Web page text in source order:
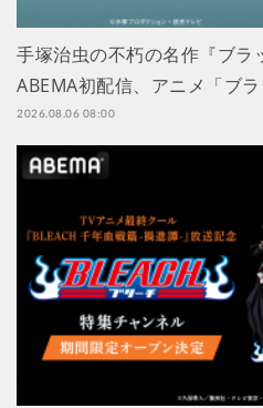
手塚治虫の不朽の名作『ブラ
ABEMA初配信、アニメ「ブ
2026.08.06 08:00